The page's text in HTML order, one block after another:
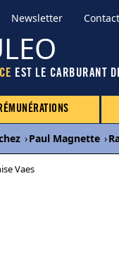
Newsletter Contact
EST LE CARBURANT
›Paul Magnette ›
Vaes